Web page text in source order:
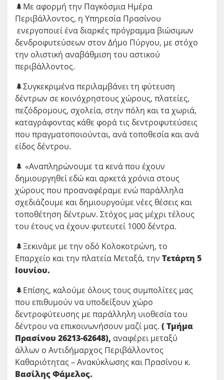
🌲Με αφορμή την Παγκόσμια Ημέρα
Περιβάλλοντος, η Υπηρεσία Πρασίνου
ενεργοποιεί ένα διαρκές πρόγραμμα βιώσιμων
δενδροφυτεύσεων στον Δήμο Πύργου, με στόχο
την ολιστική αναβάθμιση του αστικού
περιβάλλοντος.
🌲Συγκεκριμένα περιλαμβάνει τη φύτευση
δέντρων σε κοινόχρηστους χώρους, πλατείες,
πεζόδρομους, σχολεία, στην πόλη και τα χωριά,
καταγράφοντας κάθε φορά τις δεντροφυτεύσεις
που πραγματοποιούνται, ανά τοποθεσία και ανά
είδος δέντρου.
🌲 «Αναπληρώνουμε τα κενά που έχουν
δημιουργηθεί εδώ και αρκετά χρόνια στους
χώρους που προαναφέραμε ενώ παράλληλα
σχεδιάζουμε και δημιουργούμε νέες θέσεις και
τοποθέτηση δέντρων. Στόχος μας μέχρι τέλους
του έτους να έχουν φυτευτεί 1000 δέντρα.
🌲Ξεκινάμε με την οδό Κολοκοτρώνη, το
Επαρχείο και την πλατεία Μεταξά, την Τετάρτη 5
Ιουνίου.
🌲Επίσης, καλούμε όλους τους συμπολίτες μας
που επιθυμούν να υποδείξουν χώρο
δεντροφύτευσης με παράλληλη υιοθεσία του
δέντρου να επικοινωνήσουν μαζί μας. ( Τμήμα
Πρασίνου 26213-62648), αναφέρει μεταξύ
άλλων ο Αντιδήμαρχος Περιβάλλοντος
Καθαριότητας – Ανακύκλωσης και Πρασίνου κ.
Βασίλης Φάμελος.